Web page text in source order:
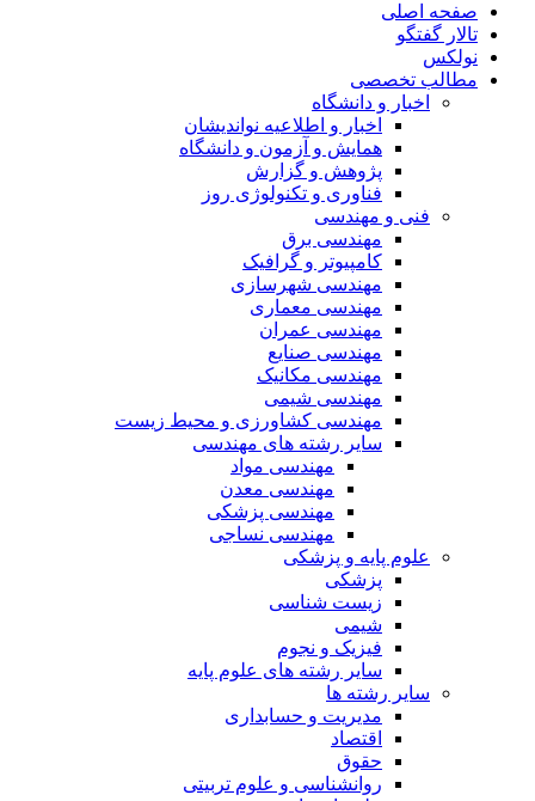
صفحه اصلی
تالار گفتگو
نولکس
مطالب تخصصی
اخبار و دانشگاه
اخبار و اطلاعیه نواندیشان
همایش و آزمون و دانشگاه
پژوهش و گزارش
فناوری و تکنولوژی روز
فنی و مهندسی
مهندسی برق
کامپیوتر و گرافیک
مهندسی شهرسازی
مهندسی معماری
مهندسی عمران
مهندسی صنایع
مهندسی مکانیک
مهندسی شیمی
مهندسی کشاورزی و محیط زیست
سایر رشته های مهندسی
مهندسی مواد
مهندسی معدن
مهندسی پزشکی
مهندسی نساجی
علوم پایه و پزشکی
پزشکی
زیست شناسی
شیمی
فیزیک و نجوم
سایر رشته های علوم پایه
سایر رشته ها
مدیریت و حسابداری
اقتصاد
حقوق
روانشناسی و علوم تربیتی